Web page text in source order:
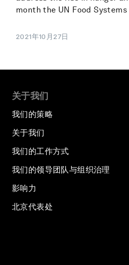
month the UN Food
2021年10月27日
关于我们
我们的策略
关于我们
我们的工作方式
我们的领导团队与组织治理
影响力
北京代表处